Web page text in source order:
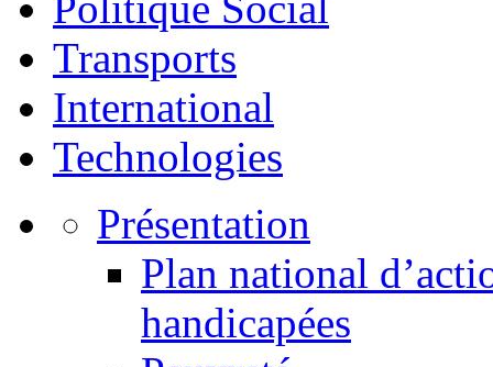
Transports
International
Technologies
Présentation
Plan national
handicapées